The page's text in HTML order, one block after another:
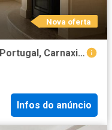
Nova oferta
Rua Duque Terceira 2, Queijas, Portugal, Carnaxide e Queijas, Lisbon 2790 440
Infos do anúncio